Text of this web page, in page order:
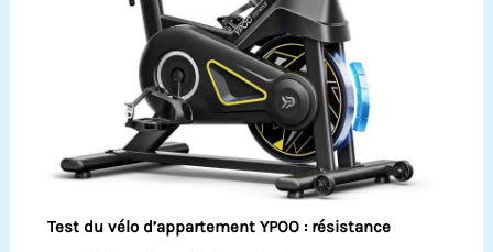
Test du vélo d’appartement YPOO : résistance